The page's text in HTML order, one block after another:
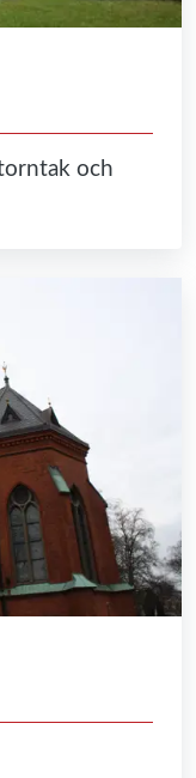
och